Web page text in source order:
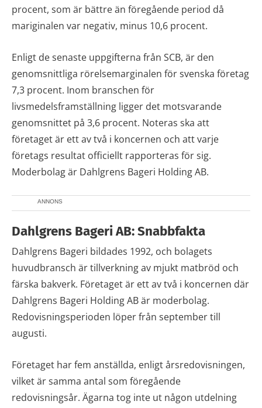
procent, som är bättre än föregående period då
mariginalen var negativ, minus 10,6 procent.
Enligt de senaste uppgifterna från SCB, är den
genomsnittliga rörelsemarginalen för svenska företag
7,3 procent. Inom branschen för
livsmedelsframställning ligger det motsvarande
genomsnittet på 3,6 procent. Noteras ska att
företaget är ett av två i koncernen och att varje
företags resultat officiellt rapporteras för sig.
Moderbolag är Dahlgrens Bageri Holding AB.
ANNONS
Dahlgrens Bageri AB: Snabbfakta
Dahlgrens Bageri bildades 1992, och bolagets
huvudbransch är tillverkning av mjukt matbröd och
färska bakverk. Företaget är ett av två i koncernen där
Dahlgrens Bageri Holding AB är moderbolag.
Redovisningsperioden löper från september till
augusti.
Företaget har fem anställda, enligt årsredovisningen,
vilket är samma antal som föregående
redovisningsår. Ägarna tog inte ut någon utdelning